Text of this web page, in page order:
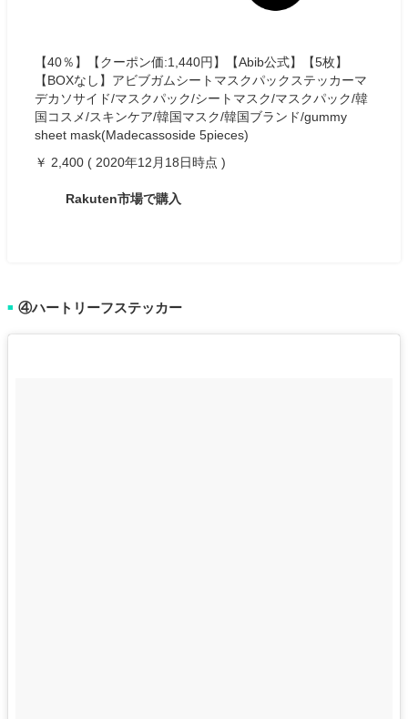
【40％】【クーポン価:1,440円】【Abib公式】【5枚】
【BOXなし】アビブガムシートマスクパックステッカーマ
デカソサイド/マスクパック/シートマスク/マスクパック/韓
国コスメ/スキンケア/韓国マスク/韓国ブランド/gummy
sheet mask(Madecassoside 5pieces)
￥ 2,400 ( 2020年12月18日時点 )
Rakuten市場で購入
■ ④ハートリーフステッカー